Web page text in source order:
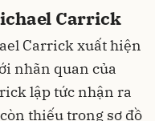
Carrick
Carrick xuất hiện
nhãn quan của
lập tức nhận ra
thiếu trong sơ đồ